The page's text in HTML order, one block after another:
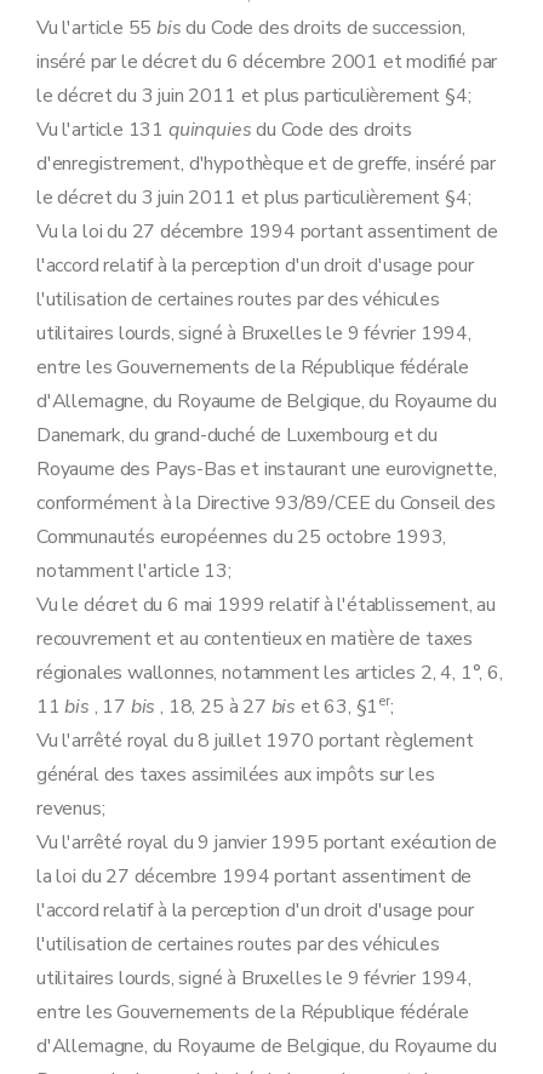
Art. 15
Titre 6 Modification de l'arrêté du Gouvernement wallon du 16 novembre 2000 portant exécution du décret du 6 mai 1999 relatif à l'établissement, au recouvrement et au contentieux en matière de taxes régionales wallonnes
Art. 16
Art. 17
Art. 18
Art. 20
Art. 21
Art. 23
Titre 7 Entrée en vigueur
Art. 24
Art. 25
Vu l'article 55bisdu Code des droits de succession,
inséré par le décret du 6 décembre 2001 et modifié par
le décret du 3 juin 2011 et plus particulièrement §4;
Vu l'article 131 quinquiesdu Code des droits
d'enregistrement, d'hypothèque et de greffe, inséré par
le décret du 3 juin 2011 et plus particulièrement §4;
Vu la loi du 27 décembre 1994 portant assentiment de
l'accord relatif à la perception d'un droit d'usage pour
l'utilisation de certaines routes par des véhicules
utilitaires lourds, signé à Bruxelles le 9 février 1994,
entre les Gouvernements de la République fédérale
d'Allemagne, du Royaume de Belgique, du Royaume du
Danemark, du grand-duché de Luxembourg et du
Royaume des Pays-Bas et instaurant une eurovignette,
conformément à la Directive 93/89/CEE du Conseil des
Communautés européennes du 25 octobre 1993,
notamment l'article 13;
Vu le décret du 6 mai 1999 relatif à l'établissement, au
recouvrement et au contentieux en matière de taxes
régionales wallonnes, notamment les articles 2, 4, 1°, 6,
11bis , 17 bis , 18, 25 à 27 bis et 63, §1er;
Vu l'arrêté royal du 8 juillet 1970 portant règlement
général des taxes assimilées aux impôts sur les
revenus;
Vu l'arrêté royal du 9 janvier 1995 portant exécution de
la loi du 27 décembre 1994 portant assentiment de
l'accord relatif à la perception d'un droit d'usage pour
l'utilisation de certaines routes par des véhicules
utilitaires lourds, signé à Bruxelles le 9 février 1994,
entre les Gouvernements de la République fédérale
d'Allemagne, du Royaume de Belgique, du Royaume du